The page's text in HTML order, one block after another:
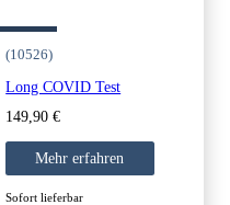
(10526)
Long COVID Test
149,90€
Mehr erfahren
Sofort lieferbar